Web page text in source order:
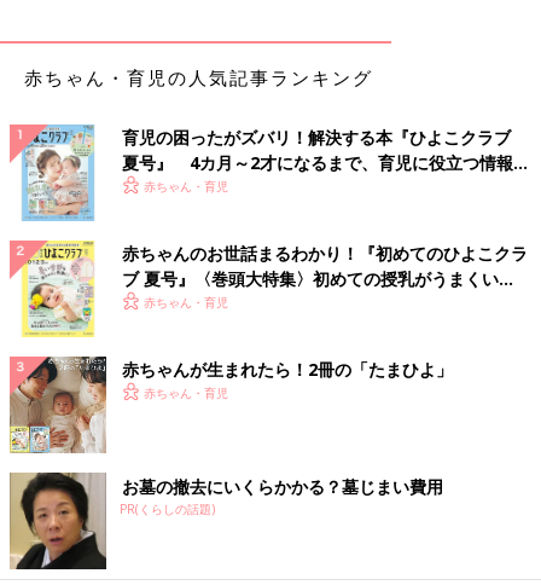
赤ちゃん・育児の人気記事ランキング
育児の困ったがズバリ！解決する本『ひよこクラブ
夏号』 4カ月～2才になるまで、育児に役立つ情報が
いっぱい！
赤ちゃん・育児
赤ちゃんのお世話まるわかり！『初めてのひよこクラ
ブ 夏号』〈巻頭大特集〉初めての授乳がうまくい
く！ おっぱい・ミルクの基本と夏のトラブル 解決テ
赤ちゃん・育児
赤ちゃんが生まれたら！2冊の「たまひよ」
赤ちゃん・育児
お墓の撤去にいくらかかる？墓じまい費用
PR(くらしの話題)